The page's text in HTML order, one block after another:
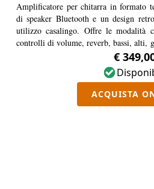
Amplificatore per chitarra in formato
di speaker Bluetooth e un design
utilizzo casalingo. Offre le modalità
controlli di volume, reverb, bassi, alti,
La testata, con cono da 1,5", può
funzionare come diffusore full range
mentre il cabinet ha un cono da 4".
€
ACQUISTA